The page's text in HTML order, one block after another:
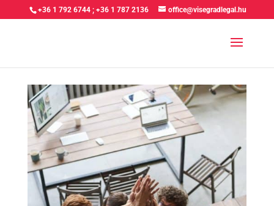
+36 1 792 6744 ;+36 1 787 2136 office@visegradlegal.hu